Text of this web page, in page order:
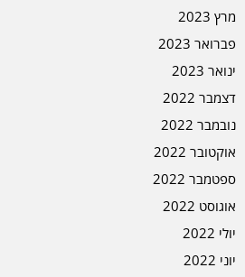
מרץ 2023
פברואר 2023
ינואר 2023
דצמבר 2022
נובמבר 2022
אוקטובר 2022
ספטמבר 2022
אוגוסט 2022
יולי 2022
יוני 2022